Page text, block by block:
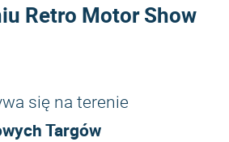
Retro Motor Show
się na terenie
Targów